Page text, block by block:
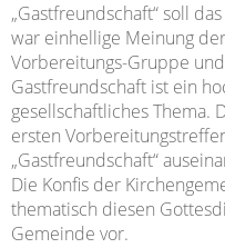
„Gastfreundschaft“ soll
war einhellige Meinung
Vorbereitungs-Gruppe
Gastfreundschaft ist ein
gesellschaftliches Thema.
ersten
„Gastfreundschaft“
Die Konfis der
thematisch diesen
Gemeinde vor.